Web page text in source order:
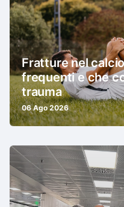
Fratture nel
frequenti e che
trauma
06 Ago 2026